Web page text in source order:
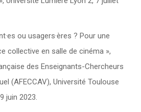
ou usagers·ères ? Pour une
collective en salle de cinéma »,
des Enseignants-Chercheurs
(AFECCAV), Université Toulouse
juin 2023.